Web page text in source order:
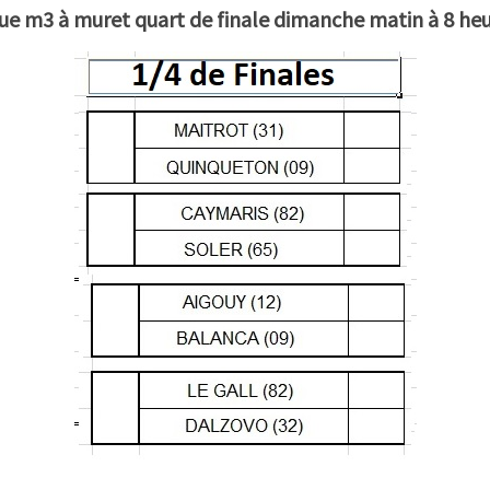
m3 à muret quart de finale dimanche matin à 8